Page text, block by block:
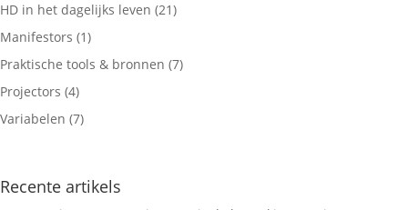
HD in het dagelijks leven (21)
Manifestors (1)
Praktische tools & bronnen (7)
Projectors (4)
Variabelen (7)
Recente artikels